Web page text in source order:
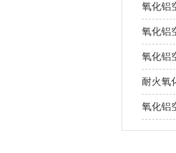
氧化铝
氧化铝
氧化铝
耐火氧
氧化铝